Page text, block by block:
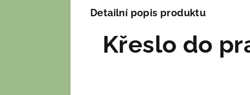
Detailní popis produktu
Křeslo do